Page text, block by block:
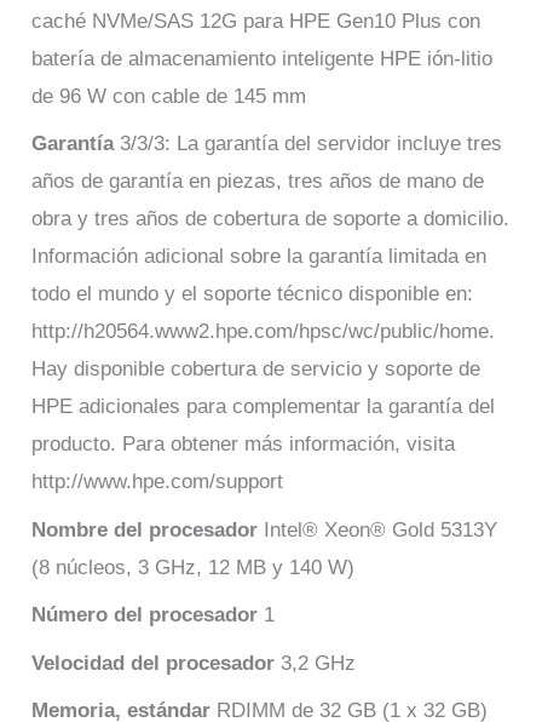
caché NVMe/SAS 12G para HPE Gen10 Plus con
batería de almacenamiento inteligente HPE ión-litio
de 96 W con cable de 145 mm
Garantía 3/3/3: La garantía del servidor incluye tres
años de garantía en piezas, tres años de mano de
obra y tres años de cobertura de soporte a domicilio.
Información adicional sobre la garantía limitada en
todo el mundo y el soporte técnico disponible en:
http://h20564.www2.hpe.com/hpsc/wc/public/home.
Hay disponible cobertura de servicio y soporte de
HPE adicionales para complementar la garantía del
producto. Para obtener más información, visita
http://www.hpe.com/support
Nombre del procesador Intel® Xeon® Gold 5313Y
(8 núcleos, 3 GHz, 12 MB y 140 W)
Número del procesador 1
Velocidad del procesador 3,2 GHz
Memoria, estándar RDIMM de 32 GB (1 x 32 GB)